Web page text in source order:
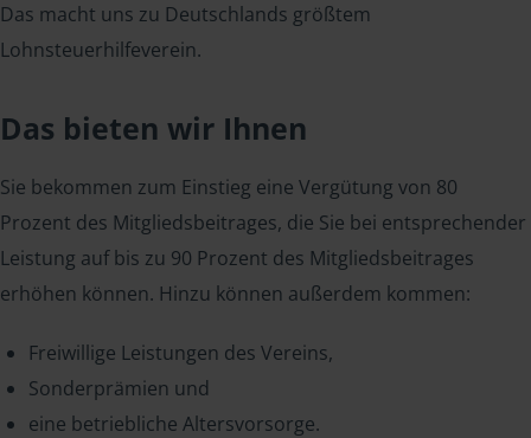
Das macht uns zu Deutschlands größtem
Lohnsteuerhilfeverein.
Das bieten wir Ihnen
Sie bekommen zum Einstieg eine Vergütung von 80
Prozent des Mitgliedsbeitrages, die Sie bei entsprechender
Leistung auf bis zu 90 Prozent des Mitgliedsbeitrages
erhöhen können. Hinzu können außerdem kommen:
Freiwillige Leistungen des Vereins,
Sonderprämien und
eine betriebliche Altersvorsorge.